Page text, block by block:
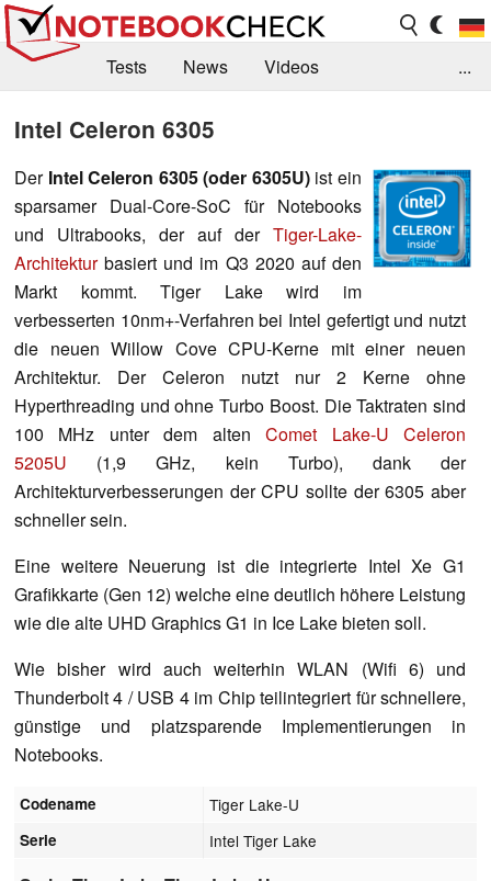
Tests News
Videos
Forum
...
Intel Celeron 6305
Der Intel Celeron 6305 (oder 6305U) ist ein
sparsamer Dual-Core-SoC für Notebooks
und Ultrabooks, der auf der Tiger-Lake-
Architekturbasiert und im Q3 2020 auf den
Markt kommt. Tiger Lake wird im
verbesserten 10nm+-Verfahren bei Intel gefertigt und nutzt
die neuen Willow Cove CPU-Kerne mit einer neuen
Architektur. Der Celeron nutzt nur 2 Kerne ohne
Hyperthreading und ohne Turbo Boost. Die Taktraten sind
100 MHz unter dem altenComet Lake-U Celeron
5205U (1,9 GHz, kein Turbo), dank der
Architekturverbesserungen der CPU sollte der 6305 aber
schneller sein.
Eine weitere Neuerung ist die integrierte Intel Xe G1
Grafikkarte (Gen 12) welche eine deutlich höhere Leistung
wie die alte UHD Graphics G1 in Ice Lake bieten soll.
Wie bisher wird auch weiterhin WLAN (Wifi 6) und
Thunderbolt 4 / USB 4 im Chip teilintegriert für schnellere,
günstige und platzsparende Implementierungen in
Notebooks.
Codename Tiger Lake-U
Serie Intel Tiger Lake